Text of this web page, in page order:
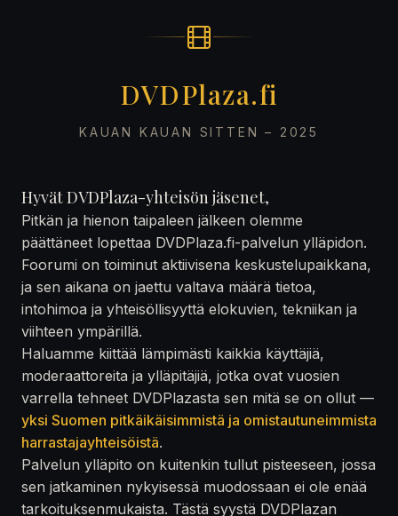
DVDPlaza.fi
KAUAN KAUAN SITTEN – 2025
Hyvät DVDPlaza-yhteisön jäsenet,
Pitkän ja hienon taipaleen jälkeen olemme
päättäneet lopettaa DVDPlaza.fi-palvelun ylläpidon.
Foorumi on toiminut aktiivisena keskustelupaikkana,
ja sen aikana on jaettu valtava määrä tietoa,
intohimoa ja yhteisöllisyyttä elokuvien, tekniikan ja
viihteen ympärillä.
Haluamme kiittää lämpimästi kaikkia käyttäjiä,
moderaattoreita ja ylläpitäjiä, jotka ovat vuosien
varrella tehneet DVDPlazasta sen mitä se on ollut —
yksi Suomen pitkäikäisimmistä ja omistautuneimmista
harrastajayhteisöistä.
Palvelun ylläpito on kuitenkin tullut pisteeseen, jossa
sen jatkaminen nykyisessä muodossaan ei ole enää
tarkoituksenmukaista. Tästä syystä DVDPlazan